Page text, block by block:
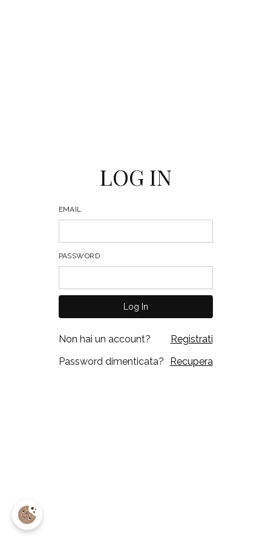
LOG IN
EMAIL
PASSWORD
Non hai un account?
Registrati
Password dimenticata?
Recupera